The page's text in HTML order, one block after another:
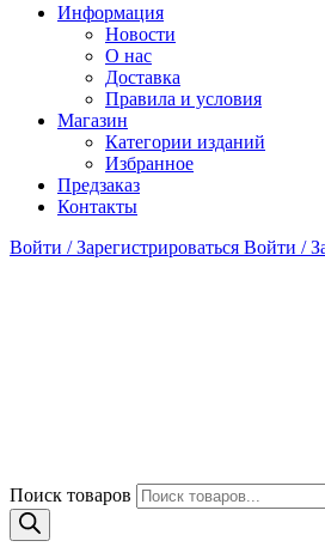
Информация
Новости
О нас
Доставка
Правила и условия
Магазин
Категории изданий
Избранное
Предзаказ
Контакты
Войти / Зарегистрироваться Войти /
Поиск товаров